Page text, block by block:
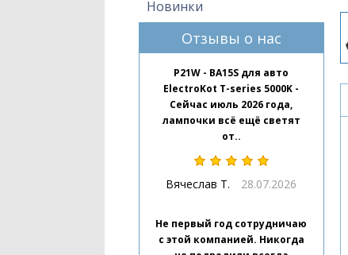
Новинки
Отзывы о нас
P21W - BA15S для авто
ElectroKot T-series 5000K -
Сейчас июль 2026 года,
лампочки всё ещё светят
от..
Вячеслав Т. 28.07.2026
Не первый год сотрудничаю
с этой компанией. Никогда